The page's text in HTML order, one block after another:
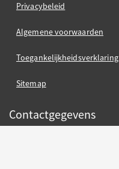
Privacybeleid
Algemene voorwaarden
Toegankelijkheidsverklaring
Sitemap
Contactgegevens